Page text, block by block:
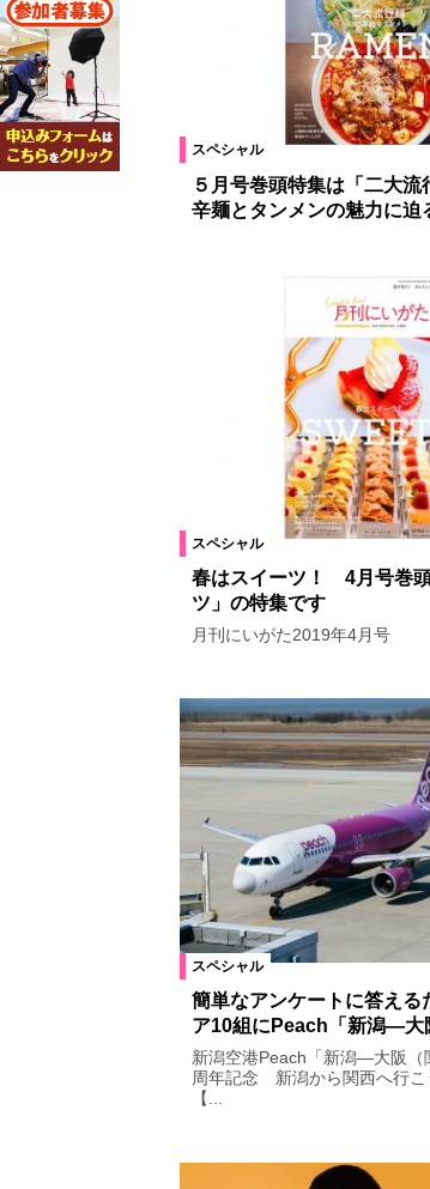
スペシャル
５月号巻頭特集は「二大
辛麺とタンメンの魅力に迫
スペシャル
春はスイーツ！ 4月号巻
ツ」の特集です
月刊にいがた2019年4月号
スペシャル
簡単なアンケートに答える
ア10組にPeach「新潟―
新潟空港Peach「新潟―大阪（
周年記念 新潟から関西へ行こ
【...